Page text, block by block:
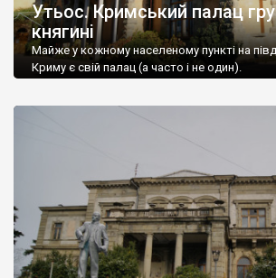
Утьос. Кримський палац
княгині
Майже у кожному населеному пункті на
Криму є свій палац (а часто і не один).